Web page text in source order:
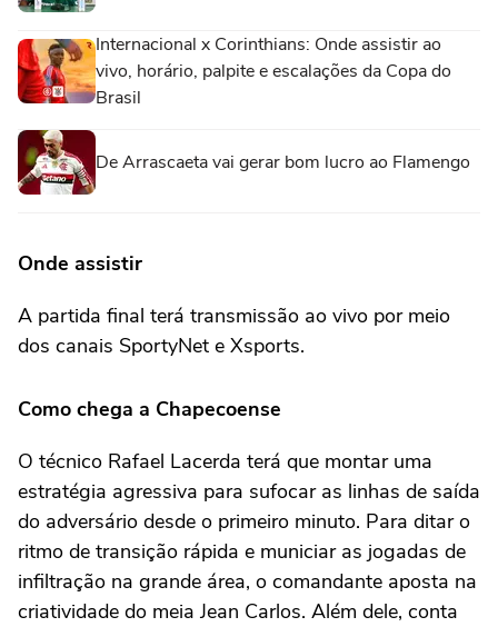
Internacional x Corinthians: Onde assistir ao
vivo, horário, palpite e escalações da Copa do
Brasil
De Arrascaeta vai gerar bom lucro ao Flamengo
Onde assistir
A partida final terá transmissão ao vivo por meio
dos canais SportyNet e Xsports.
Como chega a Chapecoense
O técnico Rafael Lacerda terá que montar uma
estratégia agressiva para sufocar as linhas de saída
do adversário desde o primeiro minuto. Para ditar o
ritmo de transição rápida e municiar as jogadas de
infiltração na grande área, o comandante aposta na
criatividade do meia Jean Carlos. Além dele, conta